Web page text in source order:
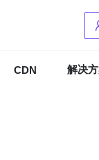
CDN 解决